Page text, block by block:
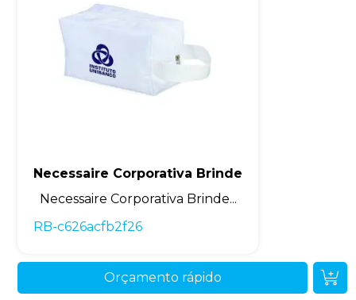
Necessaire Corporativa Brinde
Necessaire Corporativa Brinde...
RB-c626acfb2f26
Orçamento rápido